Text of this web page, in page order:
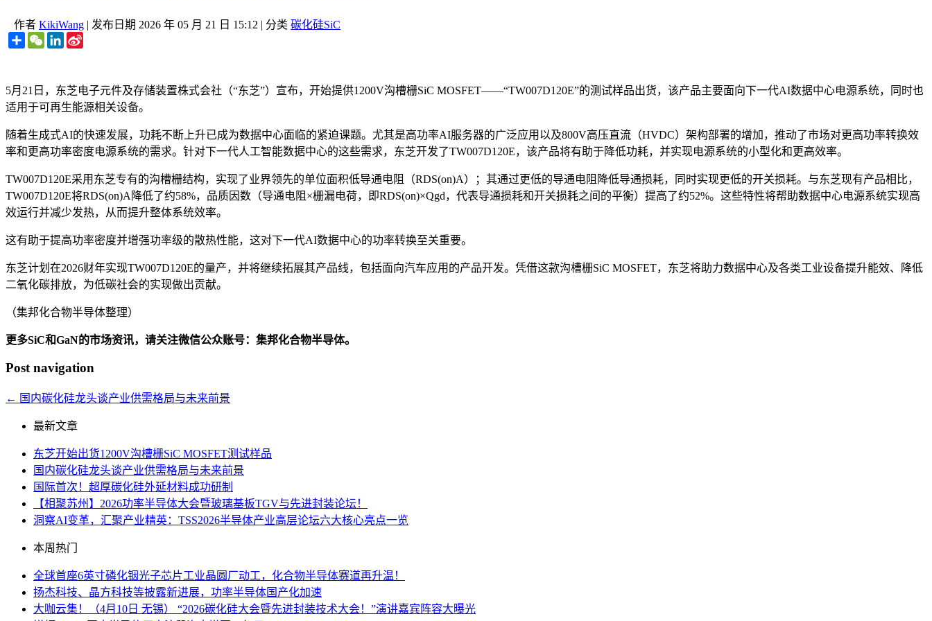
作者 KikiWang | 发布日期 2026 年 05 月 21 日 15:12 | 分类 碳化硅SiC
ShareWeChatLinkedIn
5月21日，东芝电子元件及存储装置株式会社（“东芝”）宣布，开始提供1200V沟槽栅SiC MOSFET——“TW007D120E”的测试样品出货，该产品主要面向下一代AI数据中心电源系统，同时也
适用于可再生能源相关设备。
随着生成式AI的快速发展，功耗不断上升已成为数据中心面临的紧迫课题。尤其是高功率AI服务器的广泛应用以及800V高压直流（HVDC）架构部署的增加，推动了市场对更高功率转换效
率和更高功率密度电源系统的需求。针对下一代人工智能数据中心的这些需求，东芝开发了TW007D120E，该产品将有助于降低功耗，并实现电源系统的小型化和更高效率。
TW007D120E采用东芝专有的沟槽栅结构，实现了业界领先的单位面积低导通电阻（RDS(on)A）；其通过更低的导通电阻降低导通损耗，同时实现更低的开关损耗。与东芝现有产品相比，
TW007D120E将RDS(on)A降低了约58%，品质因数（导通电阻×栅漏电荷，即RDS(on)×Qgd，代表导通损耗和开关损耗之间的平衡）提高了约52%。这些特性将帮助数据中心电源系统实现高
效运行并减少发热，从而提升整体系统效率。
这有助于提高功率密度并增强功率级的散热性能，这对下一代AI数据中心的功率转换至关重要。
东芝计划在2026财年实现TW007D120E的量产，并将继续拓展其产品线，包括面向汽车应用的产品开发。凭借这款沟槽栅SiC MOSFET，东芝将助力数据中心及各类工业设备提升能效、降低
二氧化碳排放，为低碳社会的实现做出贡献。
（集邦化合物半导体整理）
更多SiC和GaN的市场资讯，请关注微信公众账号：集邦化合物半导体。
Post navigation
← 国内碳化硅龙头谈产业供需格局与未来前景
最新文章
东芝开始出货1200V沟槽栅SiC MOSFET测试样品
国内碳化硅龙头谈产业供需格局与未来前景
国际首次！超厚碳化硅外延材料成功研制
【相聚苏州】2026功率半导体大会暨玻璃基板TGV与先进封装论坛！
洞察AI变革，汇聚产业精英：TSS2026半导体产业高层论坛六大核心亮点一览
本周热门
全球首座6英寸磷化铟光子芯片工业晶圆厂动工，化合物半导体赛道再升温！
扬杰科技、晶方科技等披露新进展，功率半导体国产化加速
大咖云集！（4月10日 无锡） “2026碳化硅大会暨先进封装技术大会！”演讲嘉宾阵容大曝光